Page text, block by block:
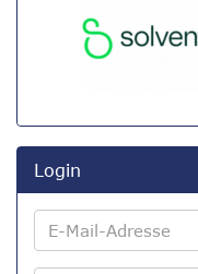
Login
E-
Mail-